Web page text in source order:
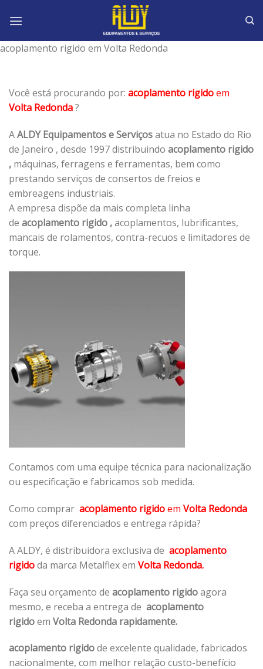
acoplamento rigido em Volta Redonda
Você está procurando por: acoplamento rigidoem
Volta Redonda?
AALDY Equipamentos e Serviçosatua no Estado do Rio
de Janeiro , desde 1997 distribuindo acoplamento rigido
, máquinas, ferragens e ferramentas, bem como
prestando serviços de consertos de freios e
embreagens industriais.
A empresa dispõe da mais completa linha
de acoplamento rigido ,acoplamentos, lubrificantes,
mancais de rolamentos, contra-recuos e limitadores de
torque.
Contamos com uma equipe técnica para nacionalização
ou especificação e fabricamos sob medida.
Como comprar acoplamento rigidoem Volta Redonda
com preços diferenciados e entrega rápida?
A ALDY, é distribuidora exclusiva de acoplamento
rigidoda marca Metalflex em Volta Redonda.
Faça seu orçamento de acoplamento rigidoagora
mesmo, e receba a entrega de acoplamento
rigidoem Volta Redonda rapidamente.
acoplamento rigidode excelente qualidade, fabricados
nacionalmente, com melhor relação custo-benefício